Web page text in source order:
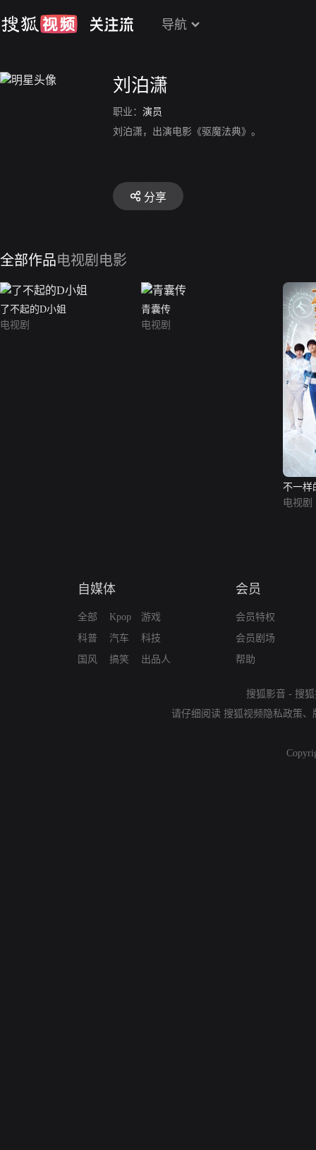
导航
刘泊潇
职业： 演员
刘泊潇，出演电影《驱魔法典》。
分享
全部作品电视剧 电影
了不起的D小姐
电视剧
青囊传
电视剧
不一样
电视剧
自媒体
全部
科普
国风
Kpop
汽车
搞笑
游戏
科技
出品人
会员
会员特权
会员剧场
帮助
搜狐影音 - 搜
请仔细阅读 搜狐视频隐私政策、